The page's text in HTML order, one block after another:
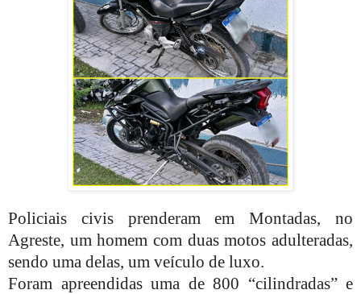
Policiais civis prenderam em Montadas, no
Agreste, um homem com duas motos adulteradas,
sendo uma delas, um veículo de luxo.
Foram apreendidas uma de 800 “cilindradas” e